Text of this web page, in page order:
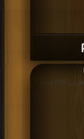
قراءة و تحميل كتاب كتاب قواعد الإملاء ل عبدالسلام محمد هارون PDF مجانا |